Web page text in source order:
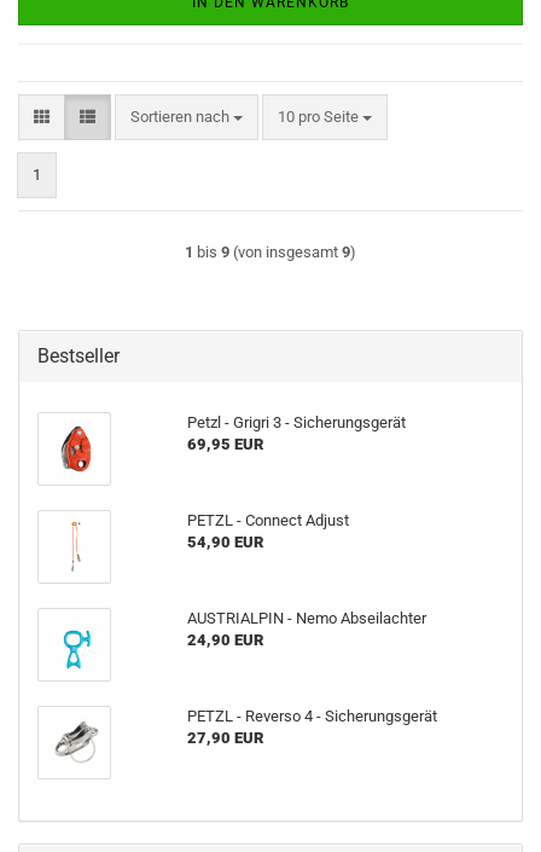
Sortieren nach
Sortieren nach 10 pro Seite
pro Seite
1
1 bis 9 (von insgesamt 9)
Bestseller
Petzl - Grigri 3 - Sicherungsgerät
69,95 EUR
PETZL - Connect Adjust
54,90 EUR
AUSTRIALPIN - Nemo Abseilachter
24,90 EUR
PETZL - Reverso 4 - Sicherungsgerät
27,90 EUR